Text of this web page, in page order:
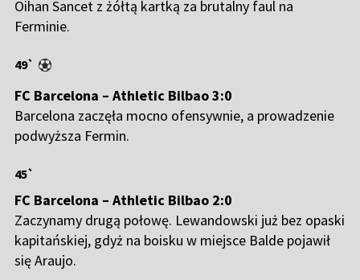
Oihan Sancet z żółtą kartką za brutalny faul na
Ferminie.
49`
FC Barcelona – Athletic Bilbao 3:0
Barcelona zaczęła mocno ofensywnie, a prowadzenie
podwyższa Fermin.
45`
FC Barcelona – Athletic Bilbao 2:0
Zaczynamy drugą połowę. Lewandowski już bez opaski
kapitańskiej, gdyż na boisku w miejsce Balde pojawił
się Araujo.